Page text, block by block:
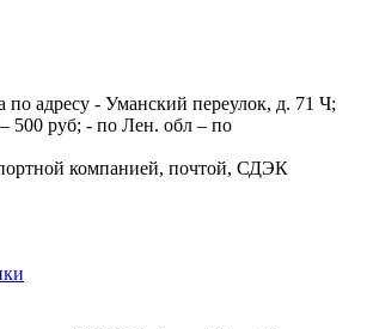
по адресу - Уманский переулок, д. 71 Ч;
500 руб; - по Лен. обл – по
компанией, почтой, СДЭК